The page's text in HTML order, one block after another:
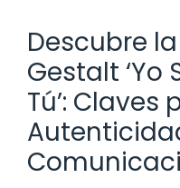
Descubre
Gestalt ‘Yo
Tú’: Claves